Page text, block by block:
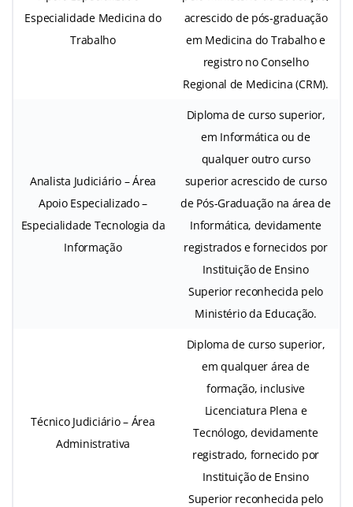
Especialidade Medicina do
Trabalho
acrescido de pós-graduação
em Medicina do Trabalho e
registro no Conselho
Regional de Medicina (CRM).
Analista Judiciário – Área
Apoio Especializado –
Especialidade Tecnologia da
Informação
Diploma de curso superior,
em Informática ou de
qualquer outro curso
superior acrescido de curso
de Pós-Graduação na área de
Informática, devidamente
registrados e fornecidos por
Instituição de Ensino
Superior reconhecida pelo
Ministério da Educação.
Técnico Judiciário – Área
Administrativa
Diploma de curso superior,
em qualquer área de
formação, inclusive
Licenciatura Plena e
Tecnólogo, devidamente
registrado, fornecido por
Instituição de Ensino
Superior reconhecida pelo